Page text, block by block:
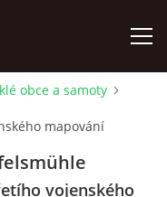
obce a samoty
mapování
vojenského